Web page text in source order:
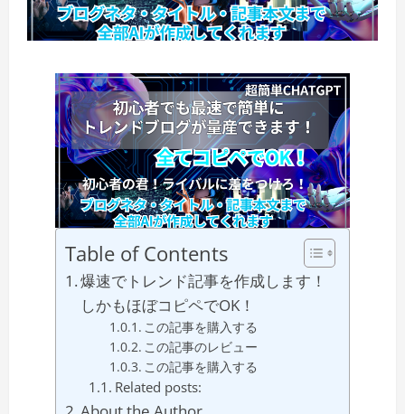
Table of Contents
爆速でトレンド記事を作成します！
しかもほぼコピペでOK！
この記事を購入する
この記事のレビュー
この記事を購入する
Related posts: